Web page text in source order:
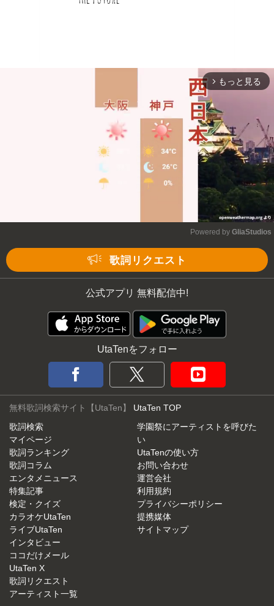
arrow_forward_ios もっと見る
Powered by GliaStudios
歌詞リクエスト
公式アプリ 無料配信中!
UtaTenをフォロー
無料歌詞検索サイト【UtaTen】 UtaTen TOP
歌詞検索
マイページ
歌詞ランキング
歌詞コラム
エンタメニュース
特集記事
検定・クイズ
カラオケUtaTen
ライブUtaTen
インタビュー
ココだけメール
UtaTen X
歌詞リクエスト
アーティスト一覧
学園祭にアーティストを呼びた
い
UtaTenの使い方
お問い合わせ
運営会社
利用規約
プライバシーポリシー
提携媒体
サイトマップ